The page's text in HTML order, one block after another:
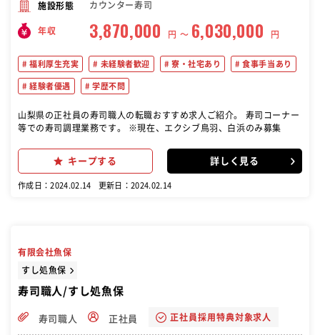
施設形態 カウンター寿司
年収 3,870,000 円 〜 6,030,000 円
福利厚生充実 未経験者歓迎 寮・社宅あり 食事手当あり
経験者優遇 学歴不問
山梨県の正社員の寿司職人の転職おすすめ求人ご紹介。 寿司コーナー
等での寿司調理業務です。 ※現在、エクシブ鳥羽、白浜のみ募集
キープする 詳しく見る
作成日：2024.02.14 更新日：2024.02.14
有限会社魚保
すし処魚保
寿司職人/すし処魚保
寿司職人 正社員 正社員採用特典対象求人